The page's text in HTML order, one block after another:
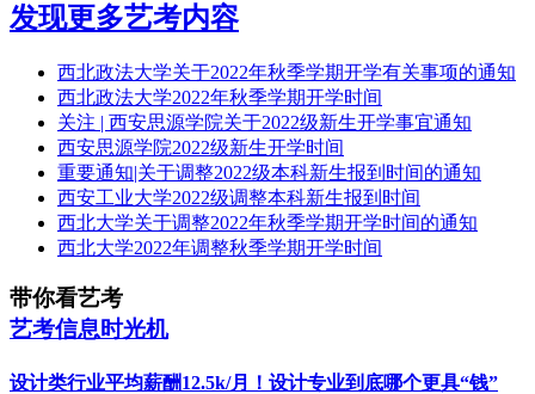
发现更多艺考内容
西北政法大学关于2022年秋季学期开学有关事项的通知
西北政法大学2022年秋季学期开学时间
关注 | 西安思源学院关于2022级新生开学事宜通知
西安思源学院2022级新生开学时间
重要通知|关于调整2022级本科新生报到时间的通知
西安工业大学2022级调整本科新生报到时间
西北大学关于调整2022年秋季学期开学时间的通知
西北大学2022年调整秋季学期开学时间
带你看艺考
艺考信息时光机
设计类行业平均薪酬12.5k/月！设计专业到底哪个更具“钱”